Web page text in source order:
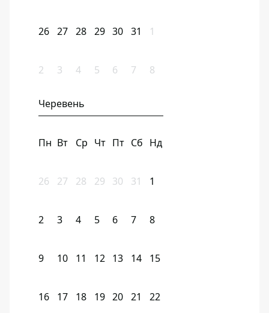
26 27 28 29 30 31 1
2 3 4 5 6 7 8
Черевень
Пн Вт Ср Чт Пт Сб Нд
26 27 28 29 30 31 1
2 3 4 5 6 7 8
9 10 11 12 13 14 15
16 17 18 19 20 21 22